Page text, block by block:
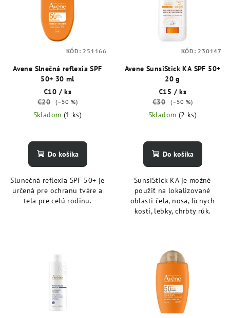
Avene Slnečná reflexia SPF
50+ 30 ml
€10 / ks
€20
(–50 %)
Skladom (1 ks)
Do košíka
Slunečná reflexia SPF 50+ je
určená pre ochranu tváre a
tela pre celú rodinu.
KÓD: 251166
Avene SunsiStick KA SPF 50+
20 g
€15 / ks
€30
(–50 %)
Skladom (2 ks)
Do košíka
SunsiStick KA je možné
použiť na lokalizované
oblasti čela, nosa, lícnych
kostí, lebky, chrbty rúk.
KÓD: 230147